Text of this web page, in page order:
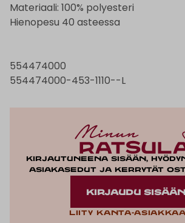
Materiaali: 100% polyesteri
Hienopesu 40 asteessa
554474000
554474000-453-1110--L
Kirjautuneena sisään,
asiakasedut ja kerrytät
KIRJAUDU SISÄÄN
Liity kanta-